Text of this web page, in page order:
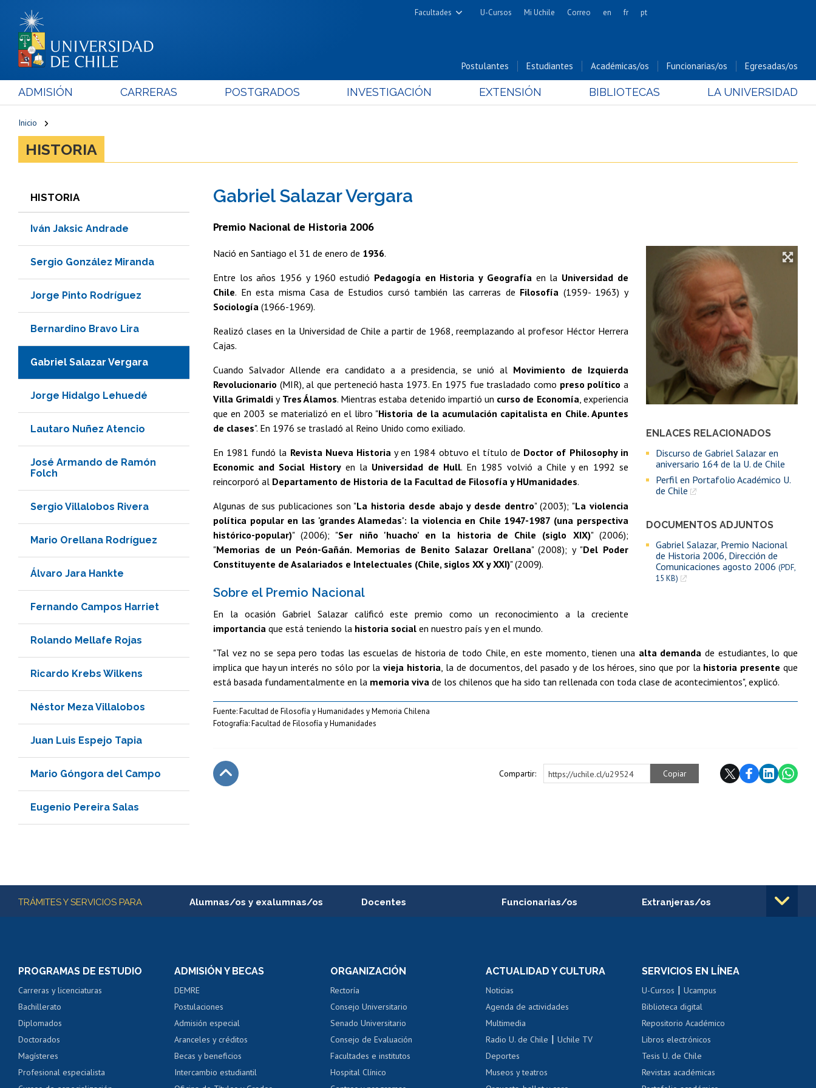
Facultades
Cs. Físicas y Matemáticas
Cs. Forestales y Conservación
Cs. Químicas y Farmacéuticas
Cs. Sociales
U-Cursos Mi Uchile Correo en fr pt
Postulantes Estudiantes Académicas/os Funcionarias/os Egresadas/os
ADMISIÓN CARRERAS POSTGRADOS INVESTIGACIÓN EXTENSIÓN BIBLIOTECAS LA UNIVERSIDAD
Inicio
HISTORIA
HISTORIA
Iván Jaksic Andrade
Sergio González Miranda
Jorge Pinto Rodríguez
Bernardino Bravo Lira
Gabriel Salazar Vergara
Jorge Hidalgo Lehuedé
Lautaro Nuñez Atencio
José Armando de Ramón
Folch
Sergio Villalobos Rivera
Mario Orellana Rodríguez
Álvaro Jara Hankte
Fernando Campos Harriet
Rolando Mellafe Rojas
Ricardo Krebs Wilkens
Néstor Meza Villalobos
Juan Luis Espejo Tapia
Mario Góngora del Campo
Eugenio Pereira Salas
Gabriel Salazar Vergara
Premio Nacional de Historia 2006
ENLACES RELACIONADOS
Discurso de Gabriel Salazar en
aniversario 164 de la U. de Chile
Perfil en Portafolio Académico U.
de Chile
DOCUMENTOS ADJUNTOS
Gabriel Salazar, Premio Nacional
de Historia 2006, Dirección de
Comunicaciones agosto 2006 (PDF,
15 KB)
Nació en Santiago el 31 de enero de 1936.
Entre los años 1956 y 1960 estudió Pedagogía en Historia y Geografía en la Universidad de
Chile. En esta misma Casa de Estudios cursó también las carreras de Filosofía (1959- 1963) y
Sociología (1966-1969).
Realizó clases en la Universidad de Chile a partir de 1968, reemplazando al profesor Héctor Herrera
Cajas.
Cuando Salvador Allende era candidato a a presidencia, se unió al Movimiento de Izquierda
Revolucionario (MIR), al que perteneció hasta 1973. En 1975 fue trasladado como preso político a
Villa Grimaldi y Tres Álamos. Mientras estaba detenido impartió un curso de Economía , experiencia
que en 2003 se materializó en el libro "Historia de la acumulación capitalista en Chile. Apuntes
de clases". En 1976 se trasladó al Reino Unido como exiliado.
En 1981 fundó la Revista Nueva Historia y en 1984 obtuvo el título de Doctor of Philosophy in
Economic and Social Historyen la Universidad de Hull. En 1985 volvió a Chile y en 1992 se
reincorporó al Departamento de Historia de la Facultad de Filosofía y HUmanidades.
Algunas de sus publicaciones son "La historia desde abajo y desde dentro" (2003); "La violencia
política popular en las 'grandes Alamedas': la violencia en Chile 1947-1987 (una perspectiva
histórico-popular)" (2006); "Ser niño 'huacho' en la historia de Chile (siglo XIX)" (2006);
"Memorias de un Peón-Gañán. Memorias de Benito Salazar Orellana" (2008); y "Del Poder
Constituyente de Asalariados e Intelectuales (Chile, siglos XX y XXI)" (2009).
Sobre el Premio Nacional
En la ocasión Gabriel Salazar calificó este premio como un reconocimiento a la creciente
importancia que está teniendo la historia social en nuestro país y en el mundo.
"Tal vez no se sepa pero todas las escuelas de historia de todo Chile, en este momento, tienen una alta demanda de estudiantes, lo que
implica que hay un interés no sólo por lavieja historia, la de documentos, del pasado y de los héroes, sino que por la historia presente que
está basada fundamentalmente en la memoria viva de los chilenos que ha sido tan rellenada con toda clase de acontecimientos", explicó.
Fuente: Facultad de Filosofía y Humanidades y Memoria Chilena
Fotografía: Facultad de Filosofía y Humanidades
Compartir: https://uchile.cl/u29524 Copiar
Más información
TRÁMITES Y SERVICIOS PARA Alumnas/os y exalumnas/os
Servicio médico y dental
Pago de arancel y crédito alumnos
Pago de arancel y crédito exalumnos
Certificado de títulos y grados
Docentes
Perfeccionamiento
Evaluación docente
Calificación académica
Postulación al AUCAI
Funcionarias/os
Portal de movilidad interna
Certificado de renta
Certificado de renta
Extranjeras/os
Cursos de español
Mi Uchile Ayuda tecnológica Tarjeta TUI Acoso laboral, sexual y violencia Denuncias administrativas
PROGRAMAS DE ESTUDIO
Carreras y licenciaturas
Bachillerato
Diplomados
Doctorados
Magísteres
Profesional especialista
ADMISIÓN Y BECAS
DEMRE
Postulaciones
Admisión especial
Aranceles y créditos
Becas y beneficios
Intercambio estudiantil
ORGANIZACIÓN
Rectoría
Consejo Universitario
Senado Universitario
Consejo de Evaluación
Facultades e institutos
Hospital Clínico
ACTUALIDAD Y CULTURA
Noticias
Agenda de actividades
Multimedia
Radio U. de Chile |Uchile TV
Deportes
Museos y teatros
SERVICIOS EN LÍNEA
U-Cursos |Ucampus
Biblioteca digital
Repositorio Académico
Libros electrónicos
Tesis U. de Chile
Revistas académicas